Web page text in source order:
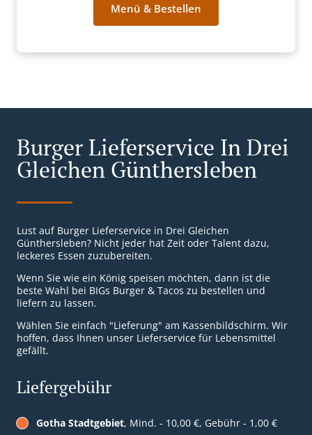
Menü & Bestellen
Burger Lieferservice In Drei
Gleichen Günthersleben
Lust auf Burger Lieferservice in Drei Gleichen
Günthersleben? Nicht jeder hat Zeit oder Talent dazu,
leckeres Essen zuzubereiten.
Wenn Sie wie ein König speisen möchten, dann ist die
beste Wahl bei BIGs Burger & Tacos zu bestellen und
liefern zu lassen.
Wählen Sie einfach "Lieferung" am Kassenbildschirm. Wir
hoffen, dass Ihnen unser Lieferservice für Lebensmittel
gefällt.
Liefergebühr
Gotha Stadtgebiet, Mind. - 10,00 €, Gebühr - 1,00 €